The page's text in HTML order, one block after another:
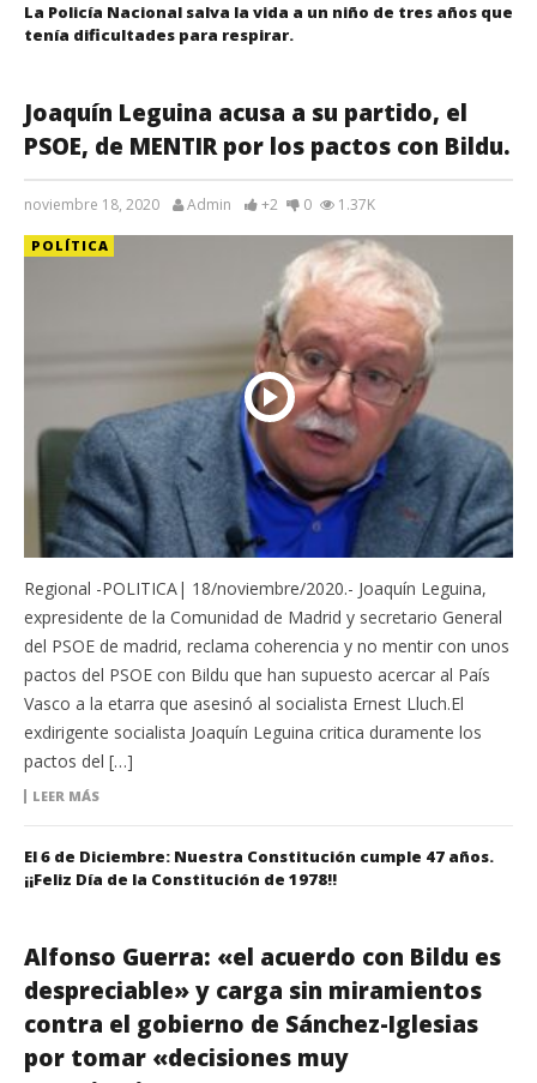
La Policía Nacional salva la vida a un niño de tres años que
tenía dificultades para respirar.
Joaquín Leguina acusa a su partido, el
PSOE, de MENTIR por los pactos con Bildu.
noviembre 18, 2020 Admin +2 0 1.37K
POLÍTICA
Regional -POLITICA| 18/noviembre/2020.- Joaquín Leguina,
expresidente de la Comunidad de Madrid y secretario General
del PSOE de madrid, reclama coherencia y no mentir con unos
pactos del PSOE con Bildu que han supuesto acercar al País
Vasco a la etarra que asesinó al socialista Ernest Lluch.El
exdirigente socialista Joaquín Leguina critica duramente los
pactos del […]
LEER MÁS
El 6 de Diciembre: Nuestra Constitución cumple 47 años.
¡¡Feliz Día de la Constitución de 1978!!
Alfonso Guerra: «el acuerdo con Bildu es
despreciable» y carga sin miramientos
contra el gobierno de Sánchez-Iglesias
por tomar «decisiones muy